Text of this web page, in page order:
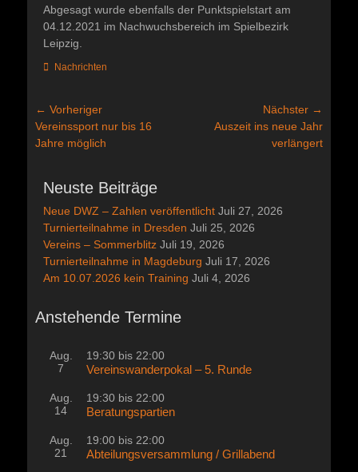
Abgesagt wurde ebenfalls der Punktspielstart am
04.12.2021 im Nachwuchsbereich im Spielbezirk
Leipzig.
Kategorien
Nachrichten
Beitragsnavigation
← Vorheriger
Vorheriger
Beitrag:
Vereinssport nur bis 16
Jahre möglich
Nächster →
NächsterAuszeit ins neue Jahr
verlängert
Neuste Beiträge
Neue DWZ – Zahlen veröffentlicht Juli 27, 2026
Turnierteilnahme in Dresden Juli 25, 2026
Vereins – Sommerblitz Juli 19, 2026
Turnierteilnahme in Magdeburg Juli 17, 2026
Am 10.07.2026 kein Training Juli 4, 2026
Anstehende Termine
Aug.
7
19:30 bis 22:00
Vereinswanderpokal – 5. Runde
Aug.
14
19:30 bis 22:00
Beratungspartien
Aug.
21
19:00 bis 22:00
Abteilungsversammlung / Grillabend